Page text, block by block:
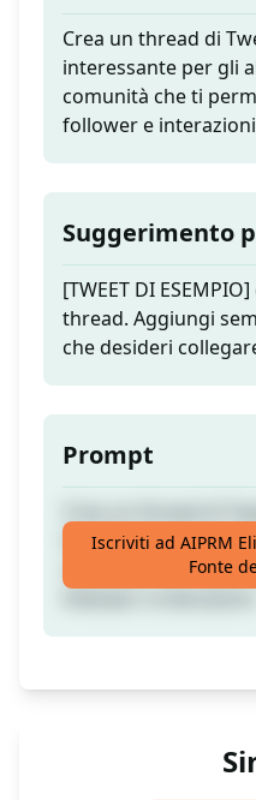
Crea un thread di
interessante per gli
comunità che ti
follower e interazioni
Suggerimento
[TWEET DI
thread. Aggiungi
che desideri
Prompt
interessante per gli
comunità che ti
Iscriviti ad AIPRM
Fonte